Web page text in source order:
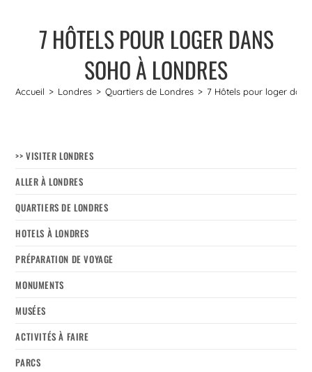
7 HÔTELS POUR LOGER DANS
SOHO À LONDRES
Accueil > Londres > Quartiers de Londres > 7 Hôtels pour loger
>> VISITER LONDRES
ALLER À LONDRES
QUARTIERS DE LONDRES
HOTELS À LONDRES
PRÉPARATION DE VOYAGE
MONUMENTS
MUSÉES
ACTIVITÉS À FAIRE
PARCS